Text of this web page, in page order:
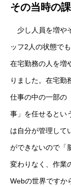
その当時の
少し人員を増や
ッフ2人の状態で
在宅勤務の人を増
りました。在宅勤
仕事の中の一部の
事」を任せるとい
は自分が管理して
ができないので「
変わりなく、作業
Webの世界ですか